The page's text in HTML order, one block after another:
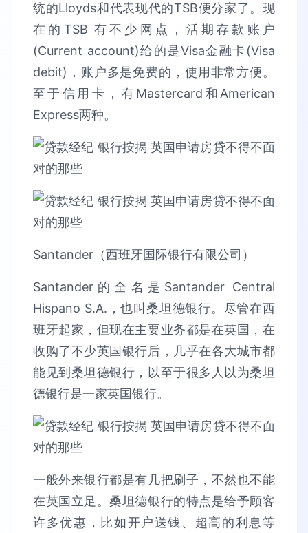
统的Lloyds和代表现代的TSB便分家了。现
在的TSB 有不少网点，活期存款账户
(Current account)给的是Visa金融卡(Visa
debit)，账户多是免费的，使用非常方便。
至于信用卡，有Mastercard和American
Express两种。
Santander（西班牙国际银行有限公司）
Santander的全名是Santander Central
Hispano S.A.，也叫桑坦德银行。尽管在西
班牙起家，但现在主要业务都是在英国，在
收购了不少英国银行后，几乎在各大城市都
能见到桑坦德银行，以至于很多人以为桑坦
德银行是一家英国银行。
一般外来银行都是有几把刷子，不然也不能
在英国立足。桑坦德银行的特点是给予顾客
许多优惠，比如开户送钱、超高的利息等